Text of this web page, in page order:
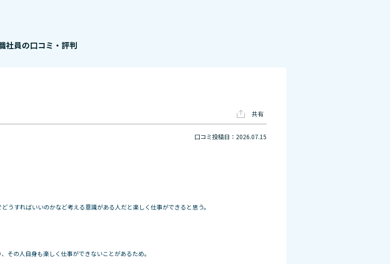
社員の口コミ・評判
共有
口コミ投稿日：2026.07.15
うすればいいのかなど考える意識がある人だと楽しく仕事ができると思う。
その人自身も楽しく仕事ができないことがあるため。